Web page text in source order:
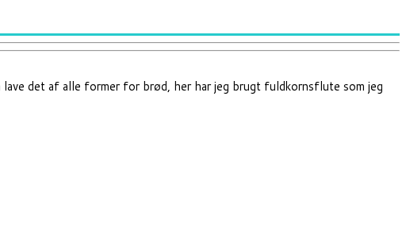
lave det af alle former for brød, her har jeg brugt fuldkornsflute som jeg